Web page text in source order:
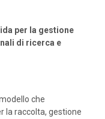
per la gestione
di ricerca e
che
la raccolta, gestione